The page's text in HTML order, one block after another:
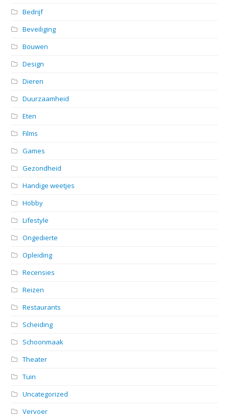
Bedrijf
Beveiliging
Bouwen
Design
Dieren
Duurzaamheid
Eten
Films
Games
Gezondheid
Handige weetjes
Hobby
Lifestyle
Ongedierte
Opleiding
Recensies
Reizen
Restaurants
Scheiding
Schoonmaak
Theater
Tuin
Uncategorized
Vervoer